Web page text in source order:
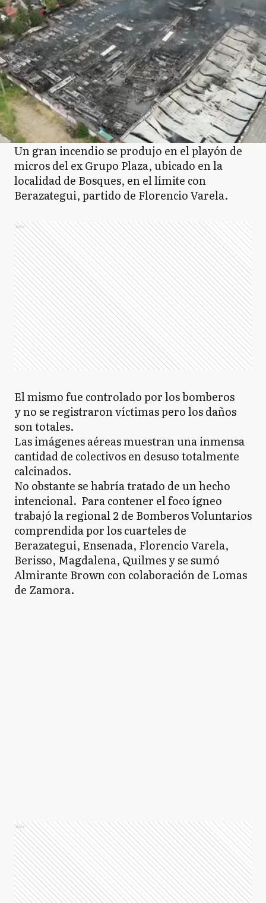
Un gran incendio se produjo en el playón de
micros del ex Grupo Plaza, ubicado en la
localidad de Bosques, en el límite con
Berazategui, partido de Florencio Varela.
Ads
El mismo fue controlado por los bomberos
y no se registraron víctimas pero los daños
son totales.
Las imágenes aéreas muestran una inmensa
cantidad de colectivos en desuso totalmente
calcinados.
No obstante se habría tratado de un hecho
intencional. Para contener el foco ígneo
trabajó la regional 2 de Bomberos Voluntarios
comprendida por los cuarteles de
Berazategui, Ensenada, Florencio Varela,
Berisso, Magdalena, Quilmes y se sumó
Almirante Brown con colaboración de Lomas
de Zamora.
Ads